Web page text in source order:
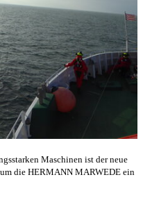
Maschinen ist der neue
um die HERMANN MARWEDE ein